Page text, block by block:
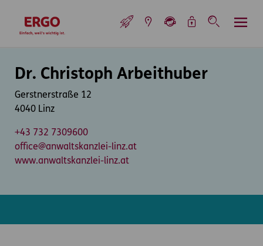
zur Startseite
Dr. Christoph Arbeithuber
Gerstnerstraße 12
4040 Linz
+43 732 7309600
office@anwaltskanzlei-linz.at
www.anwaltskanzlei-linz.at